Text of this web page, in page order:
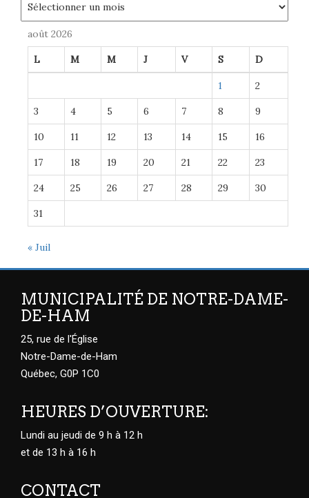
août 2026
L M M J V S D
1 2
3 4 5 6 7 8 9
10 11 12 13 14 15 16
17 18 19 20 21 22 23
24 25 26 27 28 29 30
31
« Juil
MUNICIPALITÉ DE NOTRE-DAME-
DE-HAM
25, rue de l'Église
Notre-Dame-de-Ham
Québec, G0P 1C0
HEURES D’OUVERTURE:
Lundi au jeudi de 9 h à 12 h
et de 13 h à 16 h
CONTACT